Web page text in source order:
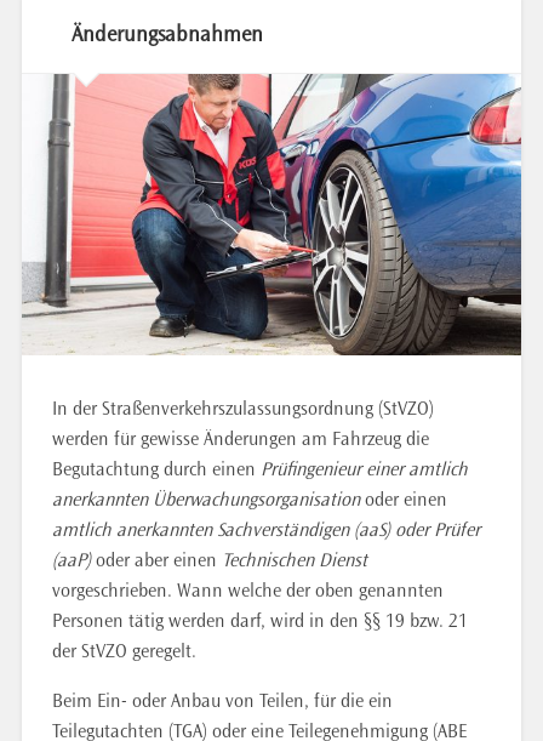
Änderungsabnahmen
In der Straßenverkehrszulassungsordnung (StVZO)
werden für gewisse Änderungen am Fahrzeug die
Begutachtung durch einen Prüfingenieur einer amtlich
anerkannten Überwachungsorganisationoder einen
amtlich anerkannten Sachverständigen (aaS) oder Prüfer
(aaP)oder aber einen Technischen Dienst
vorgeschrieben. Wann welche der oben genannten
Personen tätig werden darf, wird in den §§ 19 bzw. 21
der StVZO geregelt.
Beim Ein- oder Anbau von Teilen, für die ein
Teilegutachten (TGA) oder eine Teilegenehmigung (ABE